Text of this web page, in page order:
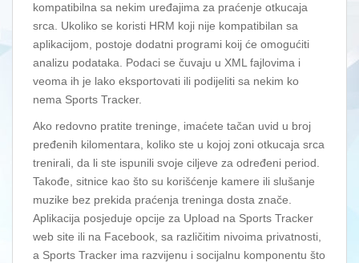
kompatibilna sa nekim uređajima za praćenje otkucaja
srca. Ukoliko se koristi HRM koji nije kompatibilan sa
aplikacijom, postoje dodatni programi koij će omogućiti
analizu podataka. Podaci se čuvaju u XML fajlovima i
veoma ih je lako eksportovati ili podijeliti sa nekim ko
nema Sports Tracker.
Ako redovno pratite treninge, imaćete tačan uvid u broj
pređenih kilomentara, koliko ste u kojoj zoni otkucaja srca
trenirali, da li ste ispunili svoje ciljeve za određeni period.
Takođe, sitnice kao što su korišćenje kamere ili slušanje
muzike bez prekida praćenja treninga dosta znače.
Aplikacija posjeduje opcije za Upload na Sports Tracker
web site ili na Facebook, sa različitim nivoima privatnosti,
a Sports Tracker ima razvijenu i socijalnu komponentu što